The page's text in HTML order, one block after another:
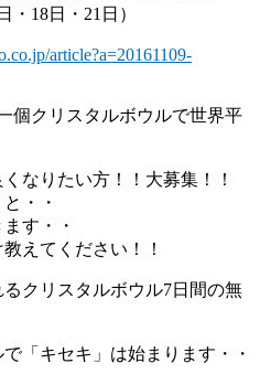
・18日・21日）
article?a=20161109-
個クリスタルボウルで世界平
なりたい方！！大募集！！
・・
す・・
えてください！！
るクリスタルボウル7日間の無
「キセキ」は始まります・・